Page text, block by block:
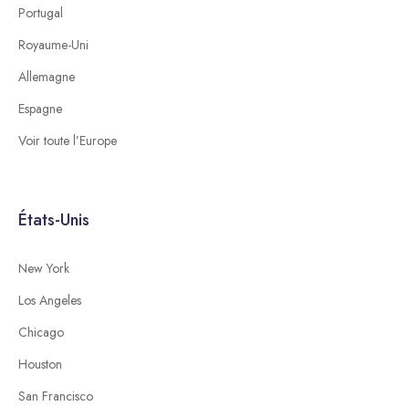
Portugal
Royaume-Uni
Allemagne
Espagne
Voir toute l’Europe
États-Unis
New York
Los Angeles
Chicago
Houston
San Francisco